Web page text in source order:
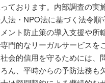
ております。内部調査の実
法・NPO法に基づく法令順
ント防止策の導入支援や所
門的なリーガルサービスを
会的信用を守るためには、
ん、平時からの予防法務も